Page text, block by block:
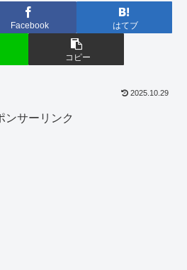
Facebook はてブ
コピー
2025.10.29
ンサーリンク